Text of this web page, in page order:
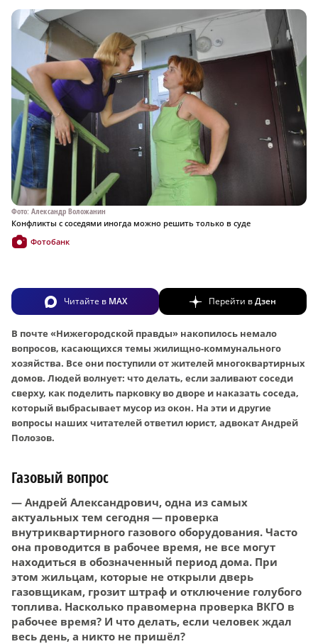
Фото: Александр Воложанин
Конфликты с соседями иногда можно решить только в суде
Фотобанк
Читайте в MAX Перейти вДзен
В почте «Нижегородской правды» накопилось немало
вопросов, касающихся темы жилищно-коммунального
хозяйства. Все они поступили от жителей многоквартирных
домов. Людей волнует: что делать, если заливают соседи
сверху, как поделить парковку во дворе и наказать соседа,
который выбрасывает мусор из окон. На эти и другие
вопросы наших читателей ответил юрист, адвокат Андрей
Полозов.
Газовый вопрос
— Андрей Александрович, одна из самых
актуальных тем сегодня — проверка
внутриквартирного газового оборудования. Часто
она проводится в рабочее время, не все могут
находиться в обозначенный период дома. При
этом жильцам, которые не открыли дверь
газовщикам, грозит штраф и отключение голубого
топлива. Насколько правомерна проверка ВКГО в
рабочее время? И что делать, если человек ждал
весь день, а никто не пришёл?